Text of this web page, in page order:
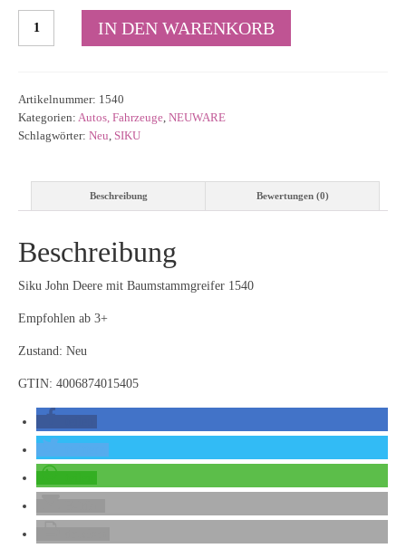
John
Menge
IN DEN WARENKORB
Artikelnummer: 1540
Kategorien: Autos, Fahrzeuge NEUWARE
Schlagwörter: Neu SIKU
Beschreibung Bewertungen (0)
Beschreibung
Siku John Deere mit Baumstammgreifer 1540
Empfohlen ab 3+
Zustand: Neu
GTIN: 4006874015405